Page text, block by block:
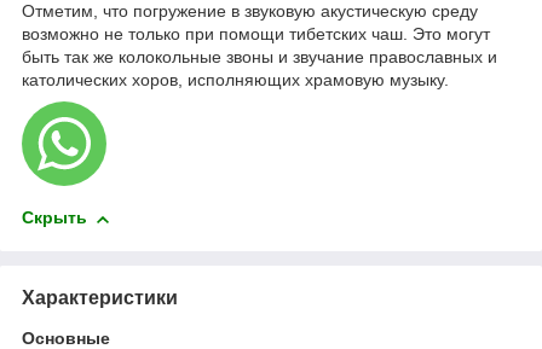
Отметим, что погружение в звуковую акустическую среду
возможно не только при помощи тибетских чаш. Это могут
быть так же колокольные звоны и звучание православных и
католических хоров, исполняющих храмовую музыку.
Скрыть
Характеристики
Основные